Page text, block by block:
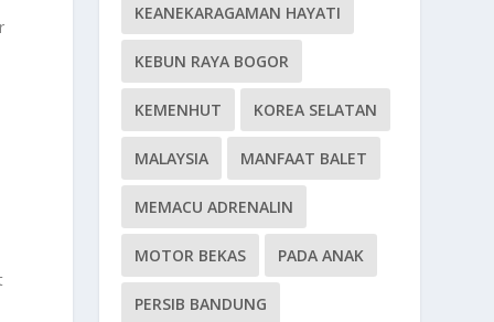
KEANEKARAGAMAN HAYATI
KEBUN RAYA BOGOR
KEMENHUT KOREA SELATAN
MALAYSIA MANFAAT BALET
MEMACU ADRENALIN
MOTOR BEKAS PADA ANAK
PERSIB BANDUNG